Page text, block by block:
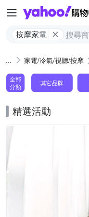
按摩家電
家電/冷氣/視聽/按摩
全部
分類
其它品牌
精選活動